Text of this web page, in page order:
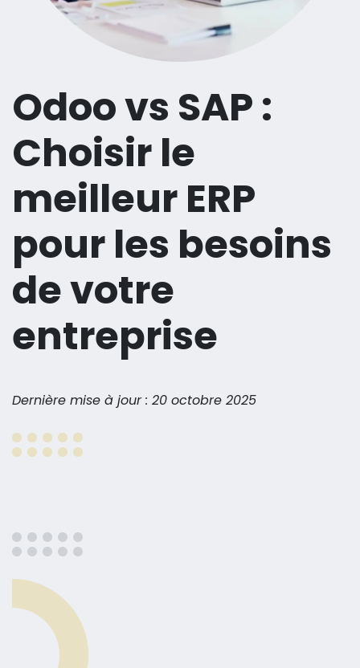
Odoo vs SAP :
Choisir le
meilleur ERP
pour les besoins
de votre
entreprise
Dernière mise à jour : 20 octobre 2025